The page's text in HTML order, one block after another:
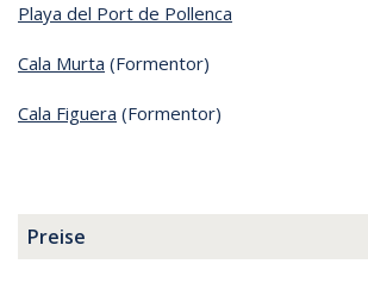
Playa del Port de Pollenca
Cala Murta (Formentor)
Cala Figuera (Formentor)
Preise